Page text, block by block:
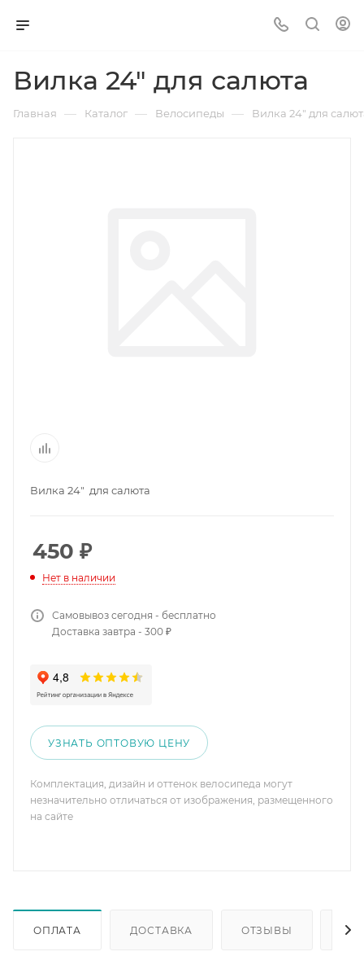
Вилка 24" для салюта
Главная — Каталог — Велосипеды — Вилка 24" для
Вилка 24" для салюта
450 ₽
Нет в наличии
Самовывоз сегодня - бесплатно
Доставка завтра - 300 ₽
УЗНАТЬ ОПТОВУЮ ЦЕНУ
Комплектация, дизайн и оттенок велосипеда могут
незначительно отличаться от изображения, размещенного
на сайте
ОПЛАТА ДОСТАВКА ОТЗЫВЫ